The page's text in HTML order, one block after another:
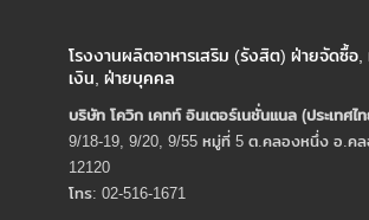
โรงงานผลิตอาหารเสริม (รังสิต) ฝ่ายจัดซื้อ
เงิน, ฝ่ายบุคคล
บริษัท โควิก เคทท์ อินเตอร์เนชั่นแนล (ประเทศไ
9/18-19, 9/20, 9/55 หมู่ที่ 5 ต.คลองหนึ่ง อ.ค
12120
โทร: 02-516-1671